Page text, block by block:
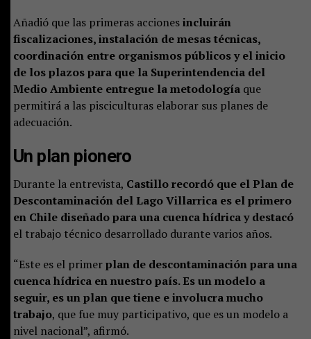
Añadió que las primeras accionesincluirán
fiscalizaciones, instalación de mesas técnicas,
coordinación entre organismos públicos y el inicio
de los plazos para que la Superintendencia del
Medio Ambiente entregue la metodología que
permitirá a las pisciculturas elaborar sus planes de
adecuación.
Un plan pionero
Durante la entrevista, Castillo recordó que el Plan de
Descontaminación del Lago Villarrica es el primero
en Chile diseñado para una cuenca hídrica y destacó
el trabajo técnico desarrollado durante varios años.
“Este es el primerplan de descontaminación para una
cuenca hídrica en nuestro país. Es un modelo a
seguir, es un plan que tiene e involucra mucho
trabajo, que fue muy participativo, que es un modelo a
nivel nacional”, afirmó.